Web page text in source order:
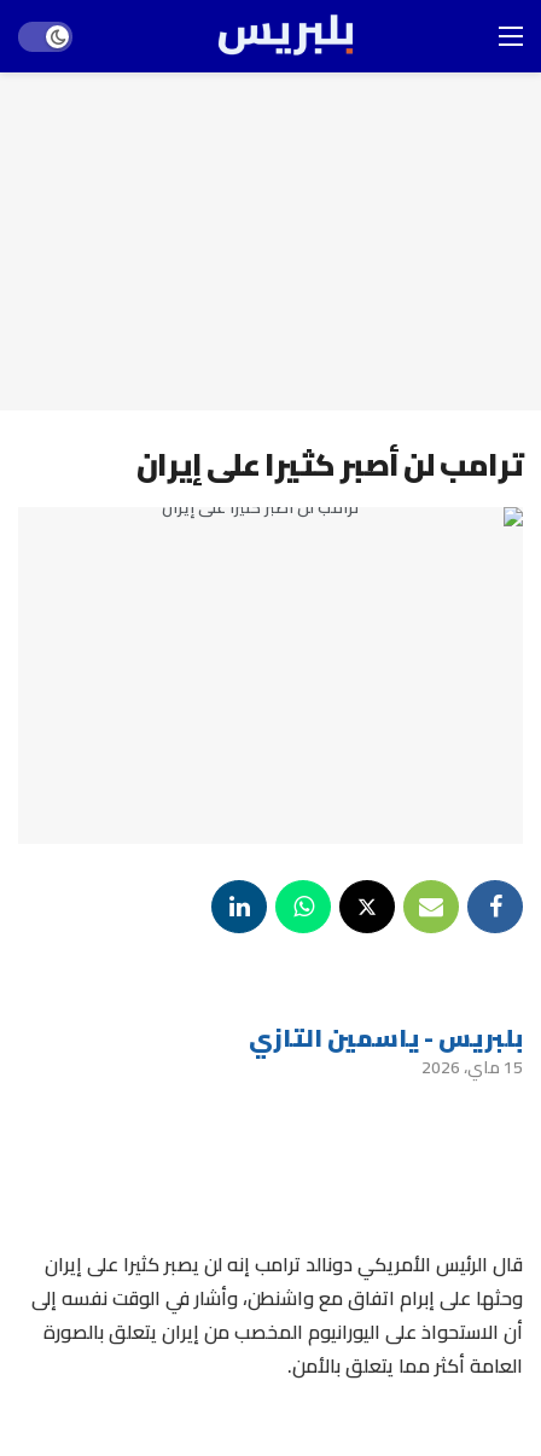
mode
ترامب لن أصبر كثيرا على إيران
بلبريس - ياسمين التازي
15 ماي، 2026
قال الرئيس الأمريكي دونالد ترامب إنه لن يصبر كثيرا على إيران
وحثها ​على إبرام اتفاق مع واشنطن، وأشار في الوقت نفسه ‌إلى
أن الاستحواذ على اليورانيوم المخصب من إيران يتعلق بالصورة
العامة أكثر مما يتعلق بالأمن.